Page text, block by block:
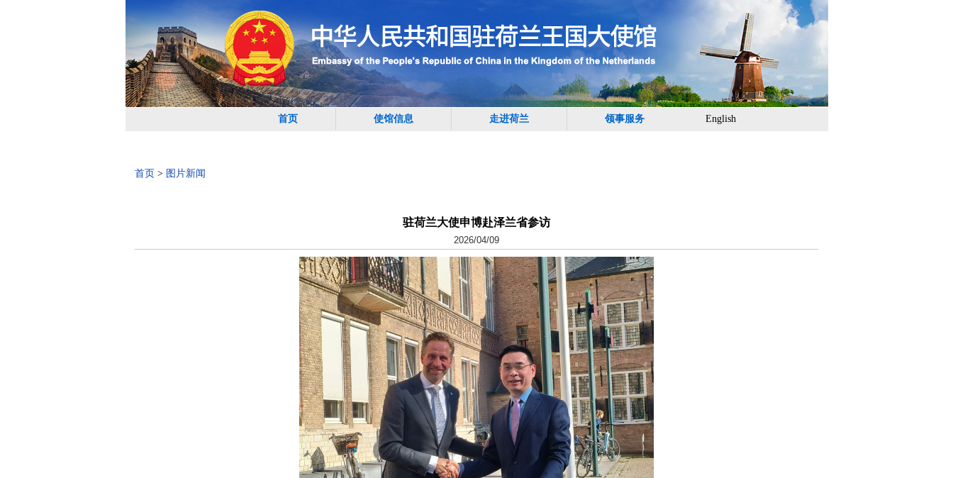
首页 使馆信息 走进荷兰 领事服务 English
首页 > 图片新闻
驻荷兰大使申博赴泽兰省参访
2026/04/09